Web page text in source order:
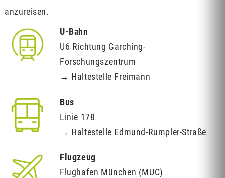
anzureisen.
U-Bahn
U6 Richtung Garching-
Forschungszentrum
→ Haltestelle Freimann
Bus
Linie 178
→ Haltestelle Edmund-Rumpler-Straße
Flugzeug
Flughafen München (MUC)